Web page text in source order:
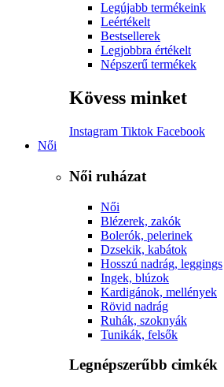
Legújabb termékeink
Leértékelt
Bestsellerek
Legjobbra értékelt
Népszerű termékek
Kövess minket
Instagram Tiktok Facebook
Női
Női ruházat
Női
Blézerek, zakók
Bolerók, pelerinek
Dzsekik, kabátok
Hosszú nadrág, leggings
Ingek, blúzok
Kardigánok, mellények
Rövid nadrág
Ruhák, szoknyák
Tunikák, felsők
Legnépszerűbb cimkék